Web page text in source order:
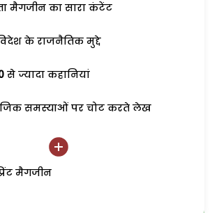
मैगजीन का सारा कंटेंट
के राजनैतिक मुद्दे
से ज्यादा कहानियां
समस्याओं पर चोट करते लेख
मैगजीन